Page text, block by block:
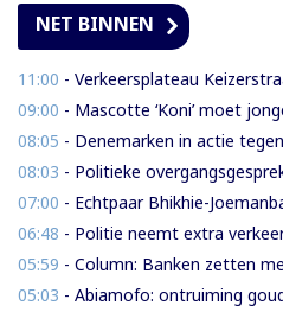
NET BINNEN
11:00 - Verkeersplateau Keizerstraat tijdelijk weggehaald
09:00 - Mascotte ‘Koni’ moet jongeren anders laten
08:05 - Denemarken in actie tegen AI: scholieren
08:03 - Politieke overgangsgesprekken
07:00 - Echtpaar Bhikhie-
06:48 - Politie neemt extra verkeersmaatregelen
05:59 - Column: Banken zetten met hogere ATM-
05:03 - Abiamofo: ontruiming goudzoekers nodig na